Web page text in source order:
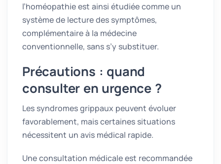
l’homéopathie est ainsi étudiée comme un
système de lecture des symptômes,
complémentaire à la médecine
conventionnelle, sans s’y substituer.
Précautions : quand
consulter en urgence ?
Les syndromes grippaux peuvent évoluer
favorablement, mais certaines situations
nécessitent un avis médical rapide.
Une consultation médicale est recommandée